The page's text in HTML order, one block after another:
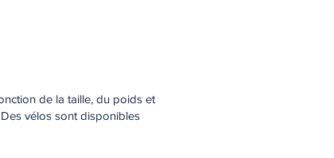
de la taille, du poids et
vélos sont disponibles